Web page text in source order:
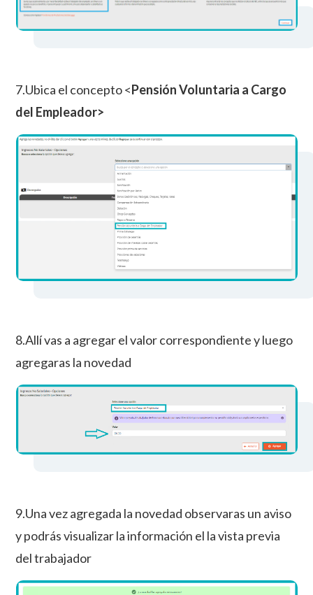
7.Ubica el concepto <Pensión Voluntaria a Cargo
del Empleador>
8.Allí vas a agregar el valor correspondiente y luego
agregaras la novedad
9.Una vez agregada la novedad observaras un aviso
y podrás visualizar la información el la vista previa
del trabajador